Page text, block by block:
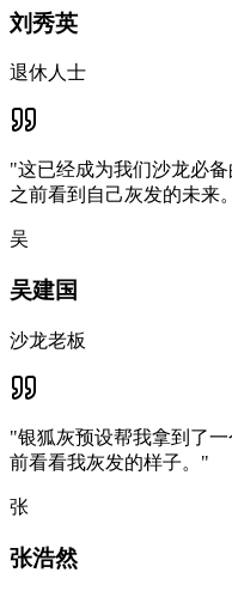
刘秀英
退休人士
"这已经成为我们沙龙必
之前看到自己灰发的未来。
吴
吴建国
沙龙老板
"银狐灰预设帮我拿到了
前看看我灰发的样子。 "
张
张浩然